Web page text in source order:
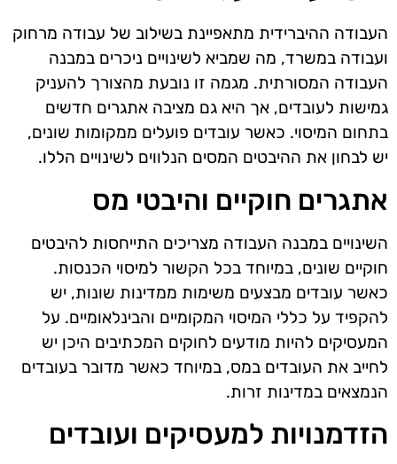
העבודה ההיברידית מתאפיינת בשילוב של עבודה מרחוק
ועבודה במשרד, מה שמביא לשינויים ניכרים במבנה
העבודה המסורתית. מגמה זו נובעת מהצורך להעניק
גמישות לעובדים, אך היא גם מציבה אתגרים חדשים
בתחום המיסוי. כאשר עובדים פועלים ממקומות שונים,
יש לבחון את ההיבטים המסים הנלווים לשינויים הללו.
אתגרים חוקיים והיבטי מס
השינויים במבנה העבודה מצריכים התייחסות להיבטים
חוקיים שונים, במיוחד בכל הקשור למיסוי הכנסות.
כאשר עובדים מבצעים משימות ממדינות שונות, יש
להקפיד על כללי המיסוי המקומיים והבינלאומיים. על
המעסיקים להיות מודעים לחוקים המכתיבים היכן יש
לחייב את העובדים במס, במיוחד כאשר מדובר בעובדים
הנמצאים במדינות זרות.
הזדמנויות למעסיקים ועובדים